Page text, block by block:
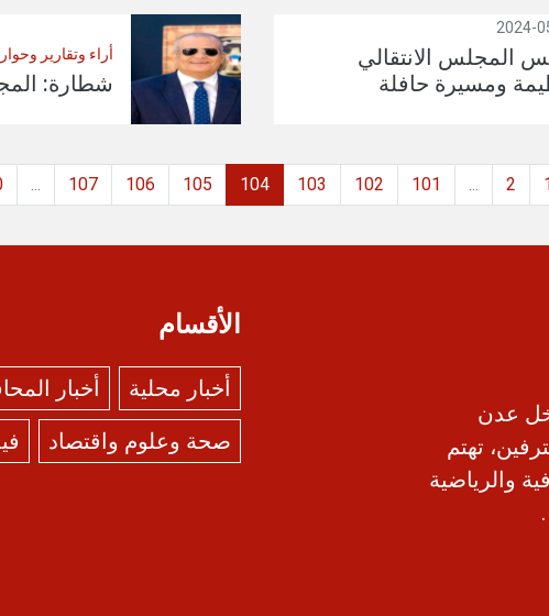
المجلس الانتقالي
ومسيرة حافلة
أراء وتقارير
شطارة:
2
...
101
102
103
104
105
106
107
...
عدن
تهتم
والرياضية
الأقسام
أخبار محلية أخبار
صحة وعلوم واقتصاد